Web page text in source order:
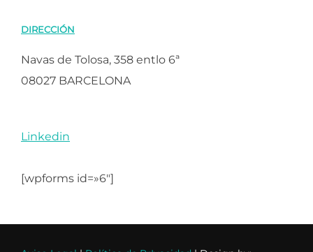
DIRECCIÓN
Navas de Tolosa, 358 entlo 6ª
08027 BARCELONA
Linkedin
[wpforms id=»6″]